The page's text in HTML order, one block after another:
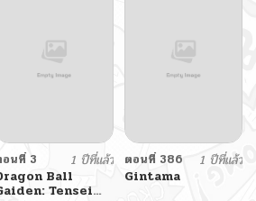
นที่ 3
1 ปีที่แล้ว
Ball
Tensei
ตอนที่ 386
1 ปีที่แล้ว
Gintama